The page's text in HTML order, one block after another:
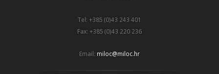
Tel: +385 (0)43 243 401
Fax: +385 (0)43 220 236
Email: miloc@miloc.hr